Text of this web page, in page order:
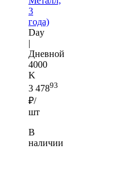
3
года)
Day
|
Дневной
4000
K
3 47893
₽/
шт
В
наличии